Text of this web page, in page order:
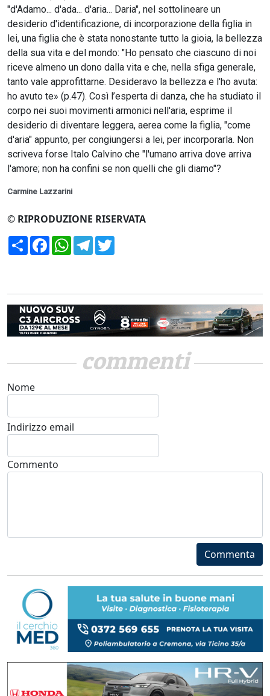
"d'Adamo... d'ada... d'aria... Daria", nel sottolineare un
desiderio d'identificazione, di incorporazione della figlia in
lei, una figlia che è stata nonostante tutto la gioia, la bellezza
della sua vita e del mondo: "Ho pensato che ciascuno di noi
riceve almeno un dono dalla vita e che, nella sfiga generale,
tanto vale approfittarne. Desideravo la bellezza e l'ho avuta:
ho avuto te» (p.47). Così l’esperta di danza, che ha studiato il
corpo nei suoi movimenti armonici nell'aria, esprime il
desiderio di diventare leggera, aerea come la figlia, "come
d'aria" appunto, per congiungersi a lei, per incorporarla. Non
scriveva forse Italo Calvino che "l'umano arriva dove arriva
l'amore; non ha confini se non quelli che gli diamo"?
Carmine Lazzarini
© RIPRODUZIONE RISERVATA
CondividiFacebookWhatsApp
Telegram
commenti
Nome
Indirizzo email
Commento
Commenta